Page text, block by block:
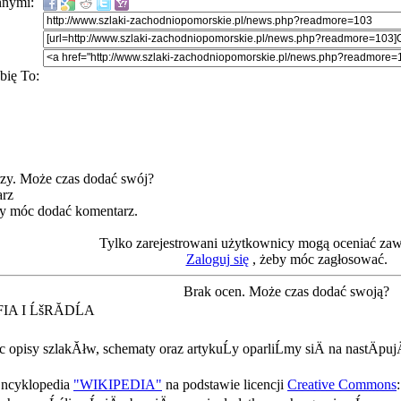
To:
Może czas dodać swój?
móc dodać komentarz.
Tylko zarejestrowani użytkownicy mogą oceniać
Zaloguj się, żeby móc zagłosować.
Brak ocen. Może czas dodać swoją?
I ĹšRĂDĹA
opisy szlakĂłw, schematy oraz artykuĹy oparliĹmy siÄ na
"WIKIPEDIA" na podstawie licencji Creative Commons